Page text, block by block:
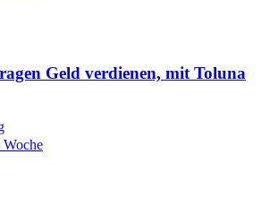
Geld verdienen, mit Toluna
Woche